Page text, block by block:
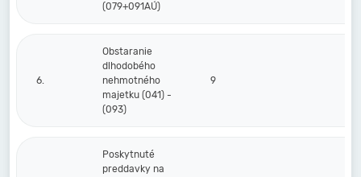
(079+091AÚ)
6.
Obstaranie
dlhodobého
nehmotného
majetku (041) -
(093)
9
Poskytnuté
preddavky na